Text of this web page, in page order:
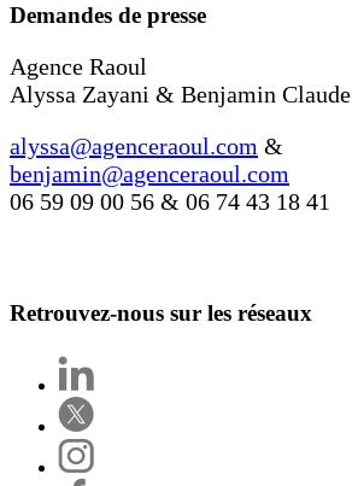
Demandes de presse
Agence Raoul
Alyssa Zayani & Benjamin Claude
alyssa@agenceraoul.com &
benjamin@agenceraoul.com
06 59 09 00 56 & 06 74 43 18 41
Retrouvez-nous sur les réseaux